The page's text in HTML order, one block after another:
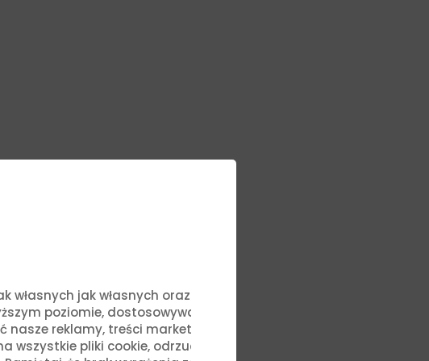
własnych jak własnych oraz stron
poziomie, dostosowywać treści
reklamy, treści marketingowe i
wszystkie pliki cookie, odrzucić je lub